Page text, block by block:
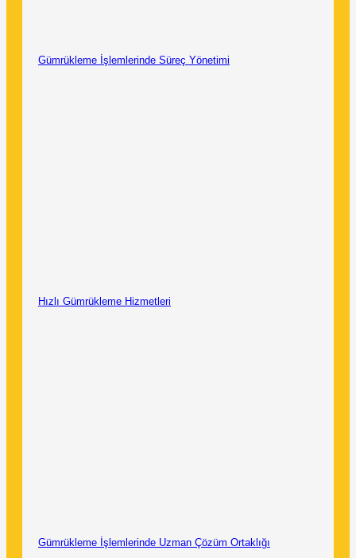
Gümrükleme İşlemlerinde Süreç Yönetimi
Hızlı Gümrükleme Hizmetleri
Gümrükleme İşlemlerinde Uzman Çözüm Ortaklığı